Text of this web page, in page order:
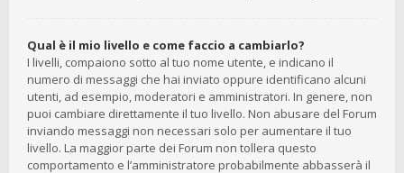
Qual è il mio livello e come faccio a cambiarlo?
I livelli, compaiono sotto al tuo nome utente, e indicano il
numero di messaggi che hai inviato oppure identificano alcuni
utenti, ad esempio, moderatori e amministratori. In genere, non
puoi cambiare direttamente il tuo livello. Non abusare del Forum
inviando messaggi non necessari solo per aumentare il tuo
livello. La maggior parte dei Forum non tollera questo
comportamento e l’amministratore probabilmente abbasserà il